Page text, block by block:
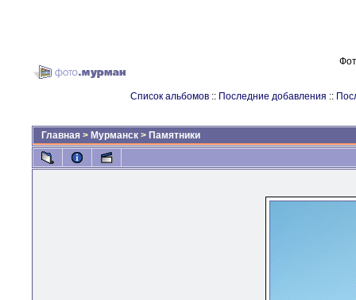
Список альбомов :: Последние добавления ::
Главная > Мурманск > Памятники